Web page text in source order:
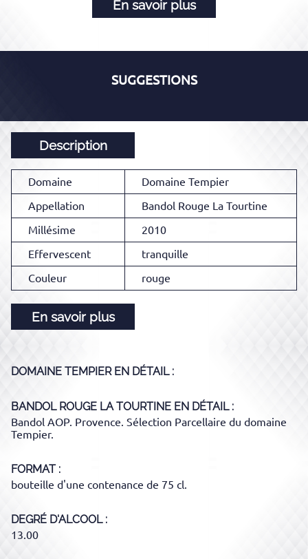
En savoir plus
SUGGESTIONS
Description
Domaine
Domaine Tempier
Appellation
Bandol Rouge La Tourtine
Millésime
2010
Effervescent
tranquille
Couleur
rouge
En savoir plus
DOMAINE TEMPIEREN DÉTAIL :
BANDOL ROUGE LA TOURTINE EN DÉTAIL :
Bandol AOP. Provence. Sélection Parcellaire du domaine
Tempier.
FORMAT
bouteille d'une contenance de 75 cl.
DEGRÉ D'ALCOOL
13.00